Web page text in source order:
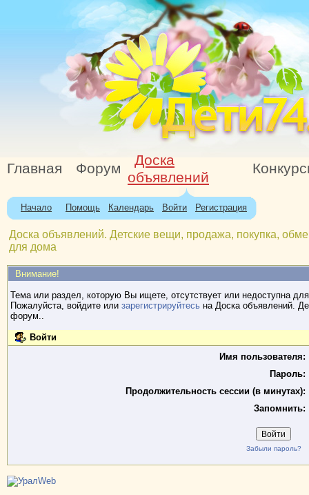
Главная Форум
Доска
объявлений
Начало Помощь Календарь Войти Регистрация
Доска объявлений. Детские вещи, продажа, покупка,
для дома
Внимание!
Тема или раздел, которую Вы ищете, отсутствует или недоступна
Пожалуйста, войдите или зарегистрируйтесьна Доска объявлений.
форум..
Войти
Имя пользователя:
Пароль:
Продолжительность сессии (в минутах):
Запомнить:
Забыли пароль?